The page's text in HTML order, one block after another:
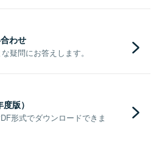
わせ
疑問にお答えします。
版）
形式でダウンロードできま